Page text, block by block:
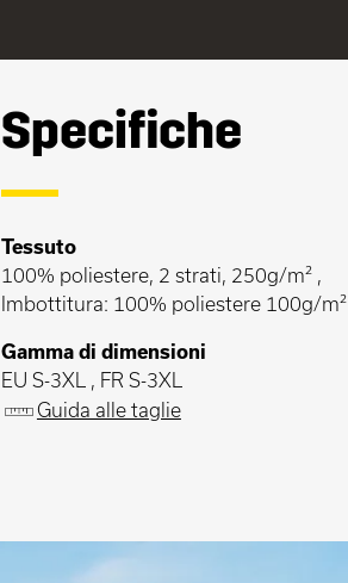
Specifiche
Tessuto
100% poliestere, 2 strati, 250g/m² ,
Imbottitura: 100% poliestere 100g/m²
Gamma di dimensioni
EU S-3XL , FR S-3XL
Guida alle taglie